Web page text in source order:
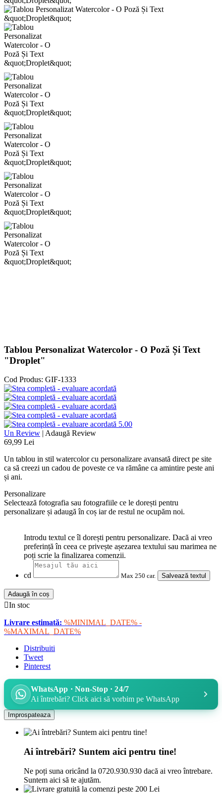
Tablou Personalizat Watercolor - O Poză Și Text
"Droplet"
Cod Produs: GIF-1333
5.00
Un Review | Adaugă Review
69,99 Lei
Un tablou in stil watercolor cu personalizare avansată direct pe site
ca să creezi un cadou de poveste ce va rămâne ca amintire peste ani
și ani.
Personalizare
Selectează fotografia sau fotografiile ce le dorești pentru
personalizare și adaugă în coș iar de restul ne ocupăm noi.
Introdu textul ce îl dorești pentru personalizare. Dacă ai vreo
preferință în ceea ce privește așezarea textului sau marimea ne
poți scrie la finalizarea comenzii.
cd Max 250 car. Salvează textul
Adaugă în coș
In stoc
Livrare estimată: %MINIMAL_DATE% -
%MAXIMAL_DATE%
Distribuiti
Tweet
Pinterest
WhatsApp · Non-Stop · 24/7
Ai întrebări? Click aici să vorbim pe WhatsApp
Ai întrebări? Suntem aici pentru tine!
Ne poți suna oricând la 0720.930.930 dacă ai vreo întrebare.
Suntem aici să te ajutăm.